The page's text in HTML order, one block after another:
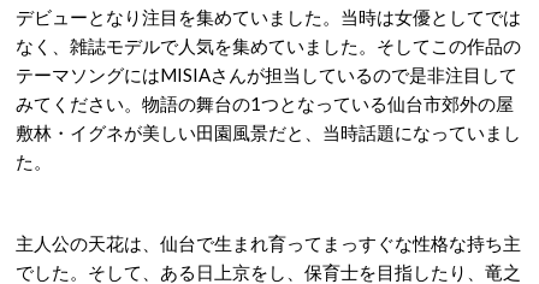
デビューとなり注目を集めていました。当時は女優としてでは
なく、雑誌モデルで人気を集めていました。そしてこの作品の
テーマソングにはMISIAさんが担当しているので是非注目して
みてください。物語の舞台の1つとなっている仙台市郊外の屋
敷林・イグネが美しい田園風景だと、当時話題になっていまし
た。
主人公の天花は、仙台で生まれ育ってまっすぐな性格な持ち主
でした。そして、ある日上京をし、保育士を目指したり、竜之